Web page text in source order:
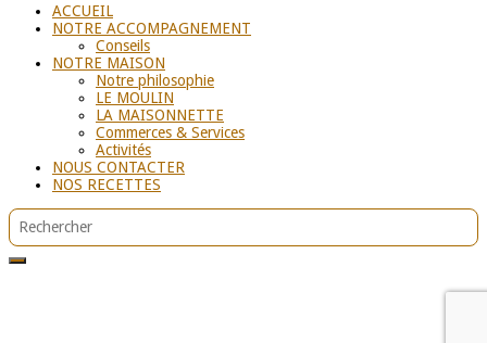
ACCUEIL
NOTRE ACCOMPAGNEMENT
Conseils
NOTRE MAISON
Notre philosophie
LE MOULIN
LA MAISONNETTE
Commerces & Services
Activités
NOUS CONTACTER
NOS RECETTES